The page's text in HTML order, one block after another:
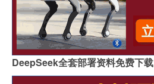
DeepSeek全套部署资料免费下载